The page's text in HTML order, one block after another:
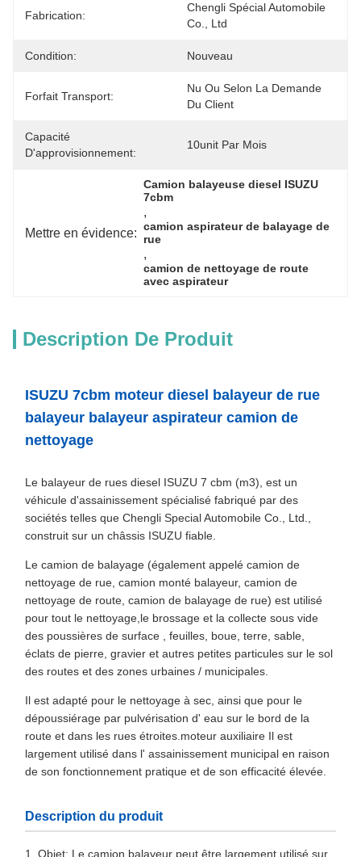
Fabrication:
Chengli Spécial Automobile
Co., Ltd
Condition: Nouveau
Forfait Transport:
Nu Ou Selon La Demande
Du Client
Capacité
D'approvisionnement:
10unit Par Mois
Mettre en évidence:
Camion balayeuse diesel ISUZU
7cbm
,
camion aspirateur de balayage de
rue
,
camion de nettoyage de route
avec aspirateur
Description De Produit
ISUZU 7cbm moteur diesel balayeur de rue
balayeur balayeur aspirateur camion de
nettoyage
Le balayeur de rues diesel ISUZU 7 cbm (m3), est un
véhicule d'assainissement spécialisé fabriqué par des
sociétés telles que Chengli Special Automobile Co., Ltd.,
construit sur un châssis ISUZU fiable.
Le camion de balayage (également appelé camion de
nettoyage de rue, camion monté balayeur, camion de
nettoyage de route, camion de balayage de rue) est utilisé
pour tout le nettoyage,le brossage et la collecte sous vide
des poussières de surface , feuilles, boue, terre, sable,
éclats de pierre, gravier et autres petites particules sur le sol
des routes et des zones urbaines / municipales.
Il est adapté pour le nettoyage à sec, ainsi que pour le
dépoussiérage par pulvérisation d' eau sur le bord de la
route et dans les rues étroites.moteur auxiliaire Il est
largement utilisé dans l' assainissement municipal en raison
de son fonctionnement pratique et de son efficacité élevée.
Description du produit
1. Objet: Le camion balayeur peut être largement utilisé sur